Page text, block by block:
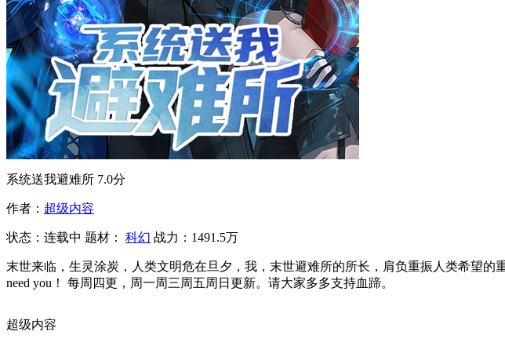
系统送我避难所 7.0分
作者： 超级内容
状态： 连载中 题材： 科幻 战力：1491.5万
末世来临，生灵涂炭，人类文明危在旦夕，我，末世避难所的所长，肩负重振人类希望
need you！ 每周四更，周一周三周五周日更新。请大家多多支持血蹄。
超级内容